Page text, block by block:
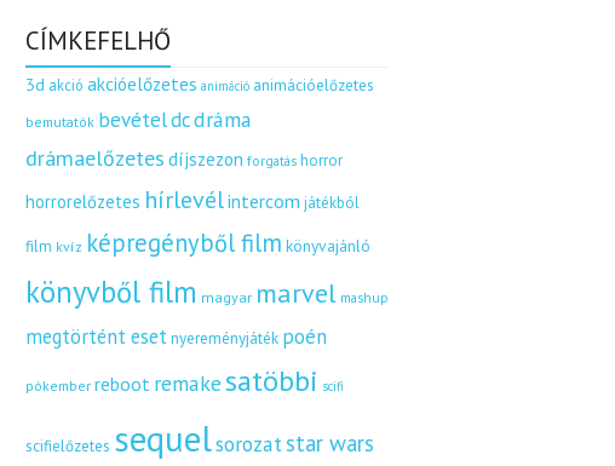
CÍMKEFELHŐ
3d akció akcióelőzetes animáció animációelőzetes
bemutatók bevételdcdráma
drámaelőzetes díjszezon forgatás horror
horrorelőzetes hírlevélintercom játékból
film kvíz képregényből film könyvajánló
könyvből film magyar marvel mashup
megtörtént esetnyereményjáték poén
pókember reboot remakesatöbbi scifi
scifielőzetes sequelsorozatstar wars